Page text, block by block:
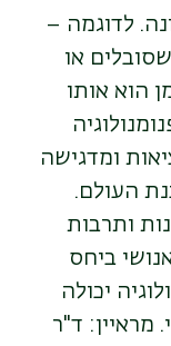
לדוגמה –
או
הוא אותו
ומדגישה
העולם.
ותרבות
ביחס
יכולה
מראיין: ד"ר